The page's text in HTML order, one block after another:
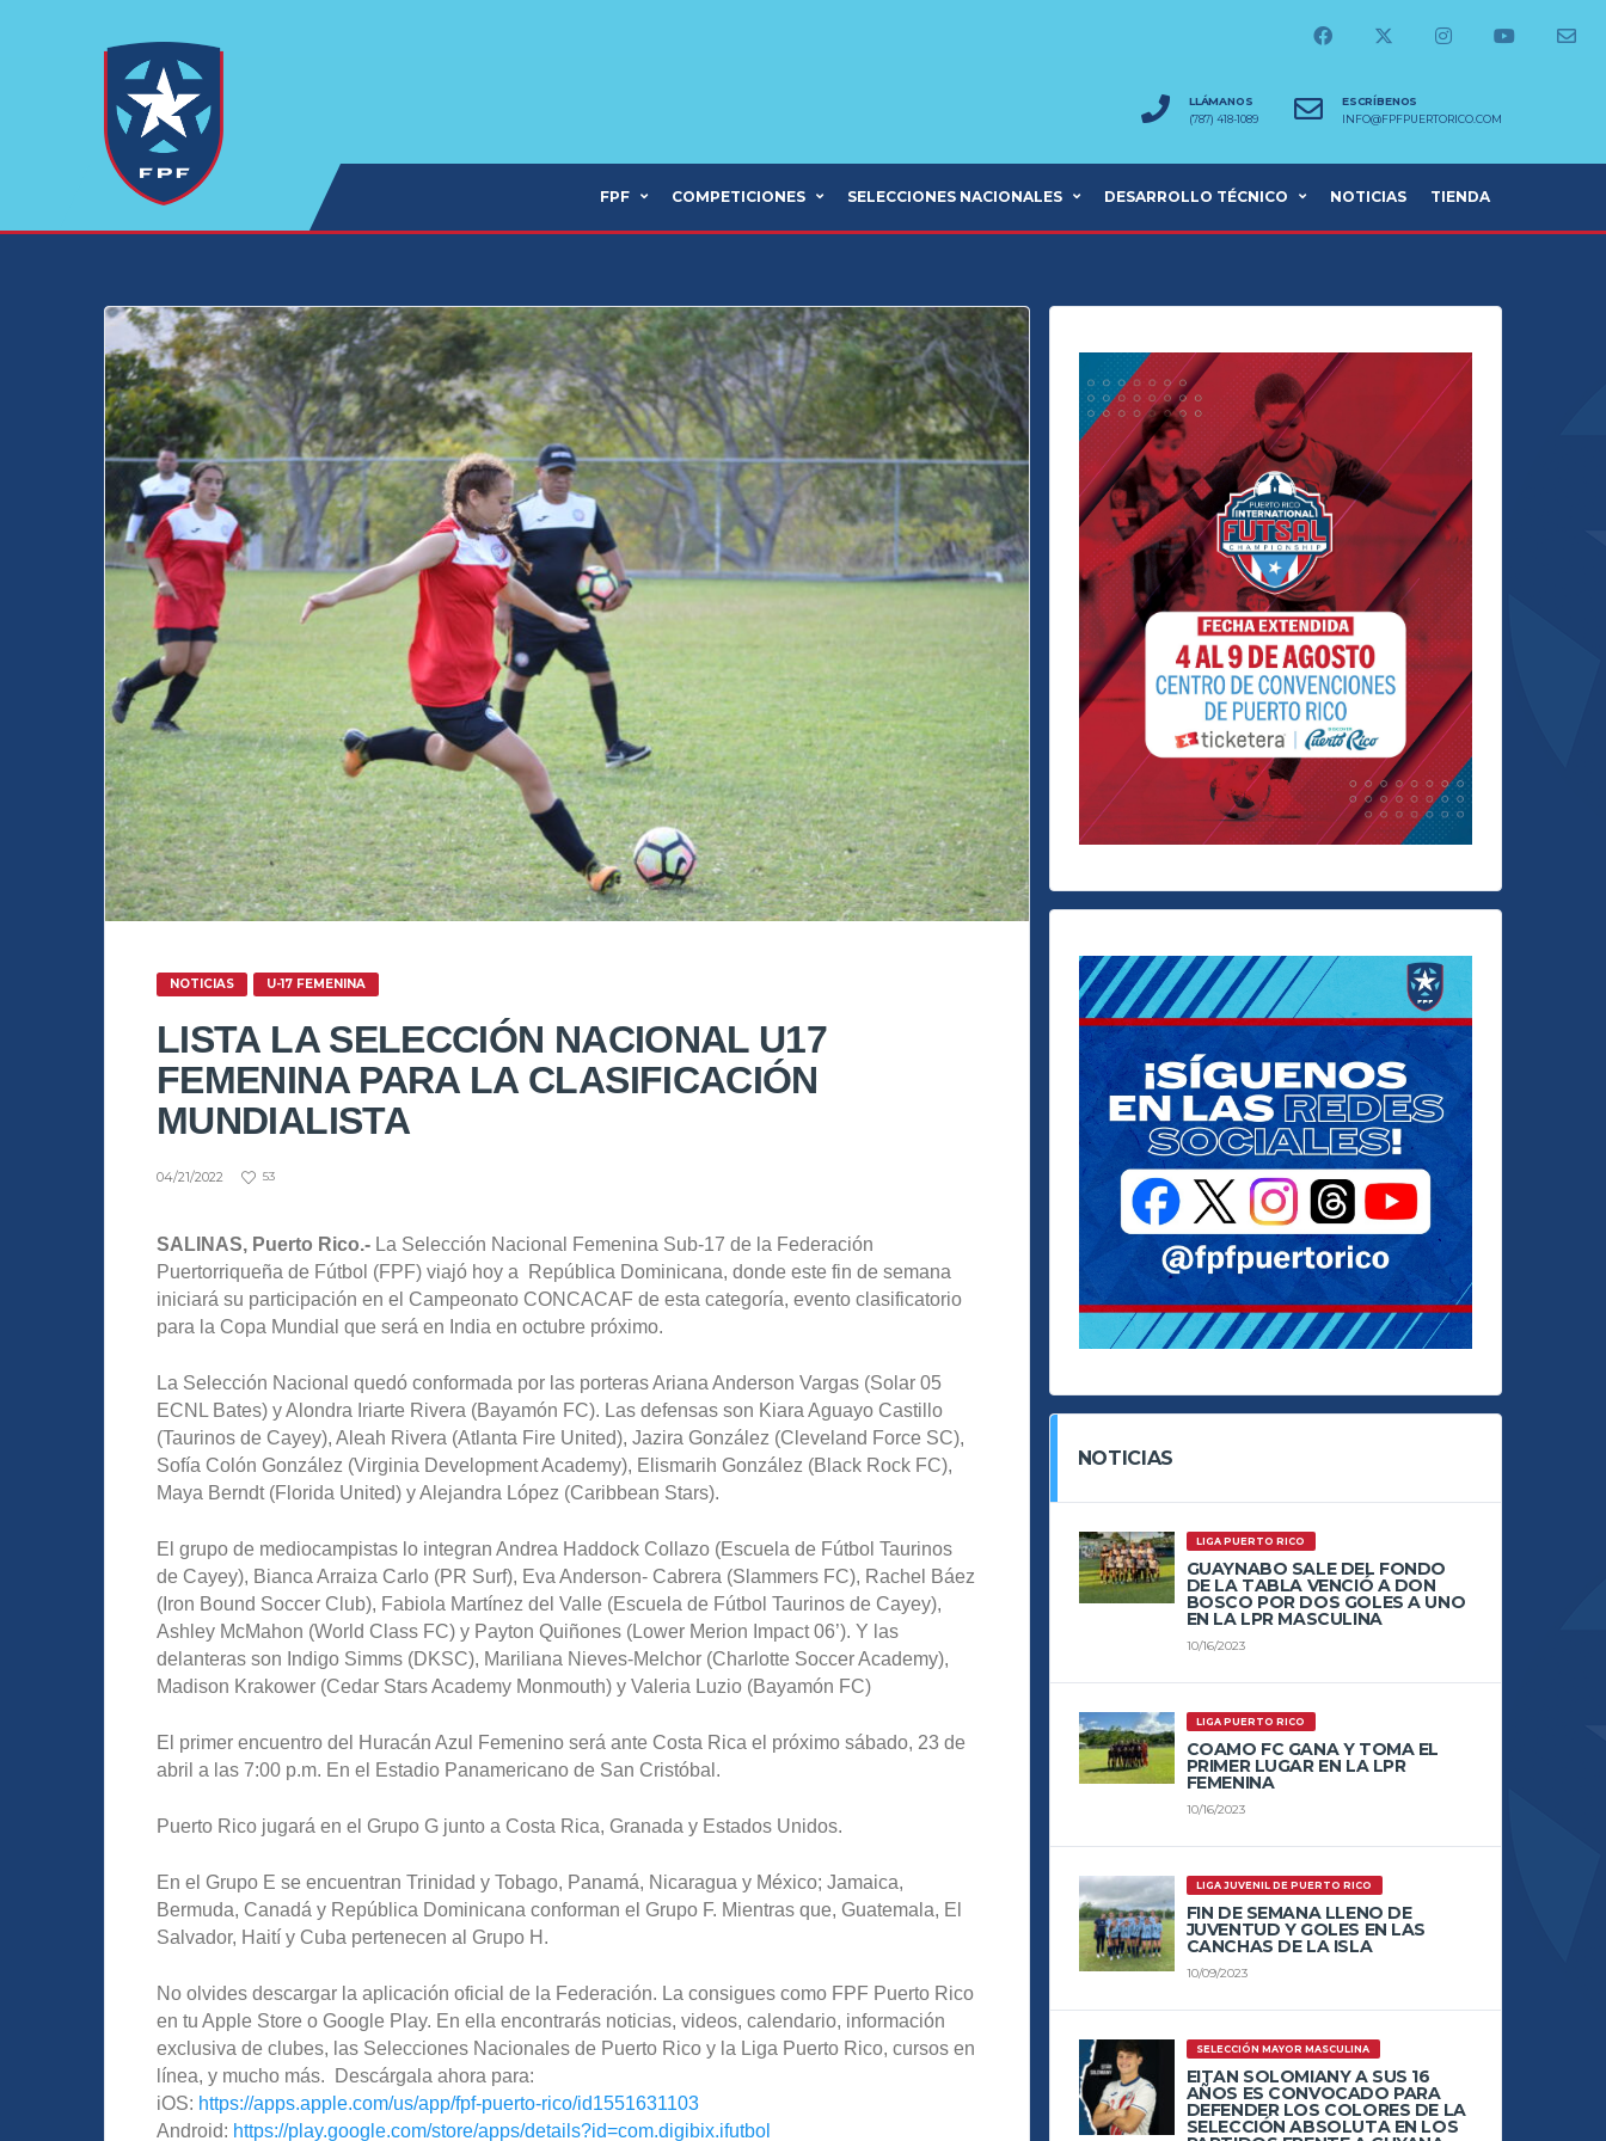
LLÁMANOS
(787) 418-1089
ESCRÍBENOS
INFO@FPFPUERTORICO.COM
FPF COMPETICIONES SELECCIONES NACIONALES DESARROLLO TÉCNICO NOTICIAS TIENDA
NOTICIAS U-17 FEMENINA
LISTA LA SELECCIÓN NACIONAL U17
FEMENINA PARA LA CLASIFICACIÓN
MUNDIALISTA
04/21/2022 53
SALINAS, Puerto Rico.- La Selección Nacional Femenina Sub-17 de la Federación
Puertorriqueña de Fútbol (FPF) viajó hoy a República Dominicana, donde este fin de semana
iniciará su participación en el Campeonato CONCACAF de esta categoría, evento clasificatorio
para la Copa Mundial que será en India en octubre próximo.
La Selección Nacional quedó conformada por las porteras Ariana Anderson Vargas (Solar 05
ECNL Bates) y Alondra Iriarte Rivera (Bayamón FC). Las defensas son Kiara Aguayo Castillo
(Taurinos de Cayey), Aleah Rivera (Atlanta Fire United), Jazira González (Cleveland Force SC),
Sofía Colón González (Virginia Development Academy), Elismarih González (Black Rock FC),
Maya Berndt (Florida United) y Alejandra López (Caribbean Stars).
El grupo de mediocampistas lo integran Andrea Haddock Collazo (Escuela de Fútbol Taurinos
de Cayey), Bianca Arraiza Carlo (PR Surf), Eva Anderson- Cabrera (Slammers FC), Rachel Báez
(Iron Bound Soccer Club), Fabiola Martínez del Valle (Escuela de Fútbol Taurinos de Cayey),
Ashley McMahon (World Class FC) y Payton Quiñones (Lower Merion Impact 06’). Y las
delanteras son Indigo Simms (DKSC), Mariliana Nieves-Melchor (Charlotte Soccer Academy),
Madison Krakower (Cedar Stars Academy Monmouth) y Valeria Luzio (Bayamón FC)
El primer encuentro del Huracán Azul Femenino será ante Costa Rica el próximo sábado, 23 de
abril a las 7:00 p.m. En el Estadio Panamericano de San Cristóbal.
Puerto Rico jugará en el Grupo G junto a Costa Rica, Granada y Estados Unidos.
En el Grupo E se encuentran Trinidad y Tobago, Panamá, Nicaragua y México; Jamaica,
Bermuda, Canadá y República Dominicana conforman el Grupo F. Mientras que, Guatemala, El
Salvador, Haití y Cuba pertenecen al Grupo H.
No olvides descargar la aplicación oficial de la Federación. La consigues como FPF Puerto Rico
en tu Apple Store o Google Play. En ella encontrarás noticias, videos, calendario, información
exclusiva de clubes, las Selecciones Nacionales de Puerto Rico y la Liga Puerto Rico, cursos en
línea, y mucho más. Descárgala ahora para:
iOS: https://apps.apple.com/us/app/fpf-puerto-rico/id1551631103
Android: https://play.google.com/store/apps/details?id=com.digibix.ifutbol
NOTICIAS
LIGA PUERTO RICO
GUAYNABO SALE DEL FONDO
DE LA TABLA VENCIÓ A DON
BOSCO POR DOS GOLES A UNO
EN LA LPR MASCULINA
10/16/2023
LIGA PUERTO RICO
COAMO FC GANA Y TOMA EL
PRIMER LUGAR EN LA LPR
FEMENINA
10/16/2023
LIGA JUVENIL DE PUERTO RICO
FIN DE SEMANA LLENO DE
JUVENTUD Y GOLES EN LAS
CANCHAS DE LA ISLA
10/09/2023
SELECCIÓN MAYOR MASCULINA
EITAN SOLOMIANY A SUS 16
AÑOS ES CONVOCADO PARA
DEFENDER LOS COLORES DE LA
SELECCIÓN ABSOLUTA EN LOS